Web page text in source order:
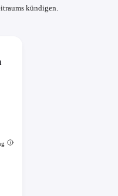
kündigen.